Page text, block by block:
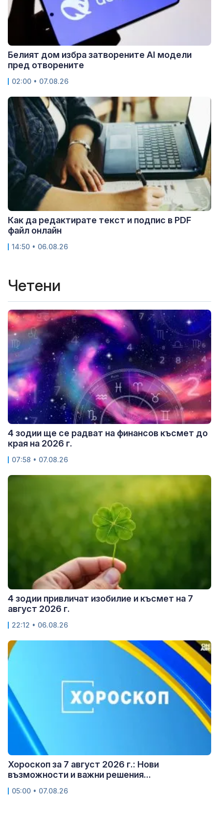
Белият дом избра затворените AI модели
пред отворените
02:00 • 07.08.26
Как да редактирате текст и подпис в PDF
файл онлайн
14:50 • 06.08.26
Четени
4 зодии ще се радват на финансов късмет до
края на 2026 г.
07:58 • 07.08.26
4 зодии привличат изобилие и късмет на 7
август 2026 г.
22:12 • 06.08.26
Хороскоп за 7 август 2026 г.: Нови
възможности и важни решения...
05:00 • 07.08.26